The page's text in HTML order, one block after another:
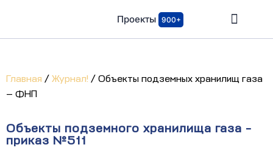
Проекты 900+
Главная / Журнал! / Объекты подземных хранилищ газа
— ФНП
Объекты подземного хранилища газа -
приказ №511